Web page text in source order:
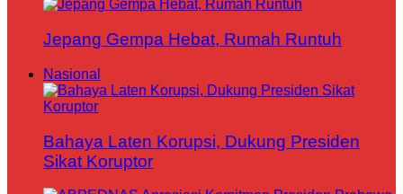
Jepang Gempa Hebat, Rumah Runtuh
Nasional
Bahaya Laten Korupsi, Dukung Presiden
Sikat Koruptor